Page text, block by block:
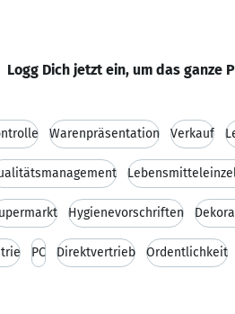
Logg Dich jetzt ein, um das ganze
Warenpräsentation Verkauf
Hygienevorschriften
PC Direktvertrieb Ordentlichkeit